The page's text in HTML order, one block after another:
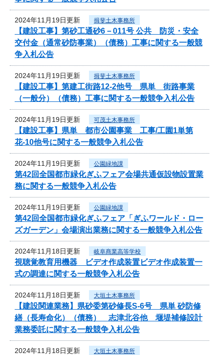
2024年11月19日更新 揖斐土木事務所
【建設工事】第砂工通砂6－011号 公共 防災・安全
交付金（通常砂防事業）（債務）工事に関する一般競
争入札公告
2024年11月19日更新 揖斐土木事務所
【建設工事】第建工街路12-2他号 県単 街路事業
（一般分）（債務）工事に関する一般競争入札公告
2024年11月19日更新 可茂土木事務所
【建設工事】県単 都市公園事業 工事/工園1単第
花-10他号に関する一般競争入札公告
2024年11月19日更新 公園緑地課
第42回全国都市緑化ぎふフェア会場共通仮設物設置業
務に関する一般競争入札公告
2024年11月19日更新 公園緑地課
第42回全国都市緑化ぎふフェア「ぎふワールド・ロー
ズガーデン」会場演出業務に関する一般競争入札公告
2024年11月18日更新 岐阜商業高等学校
視聴覚教育用機器 ビデオ作成装置ビデオ作成装置一
式の調達に関する一般競争入札公告
2024年11月18日更新 大垣土木事務所
【建設関連業務】県砂委第砂修長S-6号 県単 砂防修
繕（長寿命化）（債務） 志津北谷他 堰堤補修設計
業務委託に関する一般競争入札公告
2024年11月18日更新 大垣土木事務所